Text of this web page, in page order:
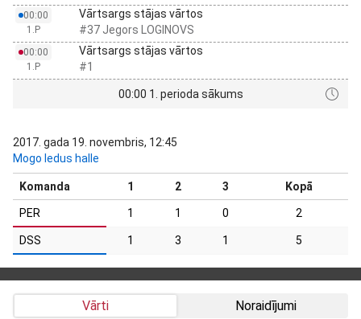
00:00
1.P
Vārtsargs stājas vārtos
#37 Jegors LOGINOVS
00:00
1.P
Vārtsargs stājas vārtos
#1
00:00 1. perioda sākums
2017. gada 19. novembris, 12:45
Mogo ledus halle
Komanda 1 2 3 Kopā
PER 1 1 0 2
DSS 1 3 1 5
Vārti Noraidījumi